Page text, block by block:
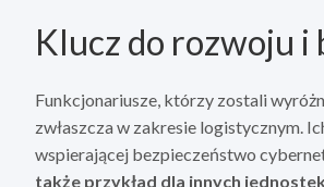
Klucz do rozwoju i
Funkcjonariusze, którzy zostali
zwłaszcza w zakresie logistycznym.
wspierającej bezpieczeństwo
także przykład dla innych